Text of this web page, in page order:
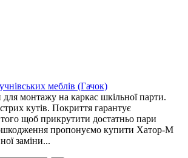
меблів (Гачок)
монтажу на каркас шкільної парти.
кутів. Покриття гарантує
того щоб прикрутити достатньо пари
пропонуємо купити Хатор-М
заміни...